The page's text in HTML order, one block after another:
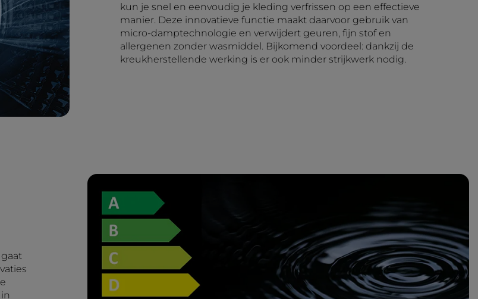
kun je snel en eenvoudig je kleding verfrissen op een effectieve
manier. Deze innovatieve functie maakt daarvoor gebruik van
micro-damptechnologie en verwijdert geuren, fijn stof en
allergenen zonder wasmiddel. Bijkomend voordeel: dankzij de
kreukherstellende werking is er ook minder strijkwerk nodig.